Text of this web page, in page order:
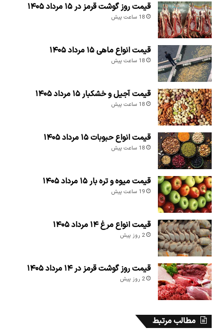
قیمت روز گوشت قرمز در ۱۵ مرداد ۱۴۰۵
18 ساعت پیش
قیمت انواع ماهی ۱۵ مرداد ۱۴۰۵
18 ساعت پیش
قیمت آجیل و خشکبار ۱۵ مرداد ۱۴۰۵
18 ساعت پیش
قیمت انواع حبوبات ۱۵ مرداد ۱۴۰۵
18 ساعت پیش
قیمت میوه و تره بار ۱۵ مرداد ۱۴۰۵
19 ساعت پیش
قیمت انواع مرغ ۱۴ مرداد ۱۴۰۵
2 روز پیش
قیمت روز گوشت قرمز در ۱۴ مرداد ۱۴۰۵
2 روز پیش
مطالب مرتبط